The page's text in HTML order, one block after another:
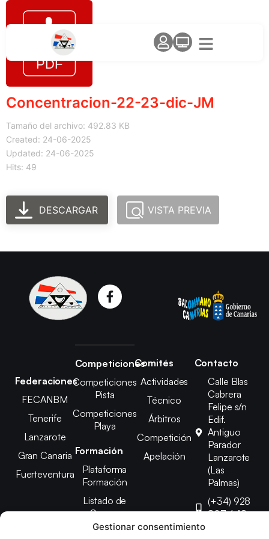
Gestionar consentimiento
Concentracion-22-23-dic-JM
Tamaño del archivo: 492.83 KB
Created: 24-06-2025
Updated: 24-06-2025
Hits: 49
DESCARGAR VISTA PREVIA
Federaciones
FECANBM
Tenerife
Lanzarote
Gran Canaria
Fuerteventura
Competiciones
Competiciones
Pista
Competiciones
Playa
Formación
Plataforma
Formación
Listado de
Cursos
Comités
Actividades
Técnico
Árbitros
Competición
Apelación
Contacto
Calle Blas
Cabrera
Felipe s/n
Edif.
Antiguo
Parador
Lanzarote
(Las
Palmas)
(+34) 928
807 648